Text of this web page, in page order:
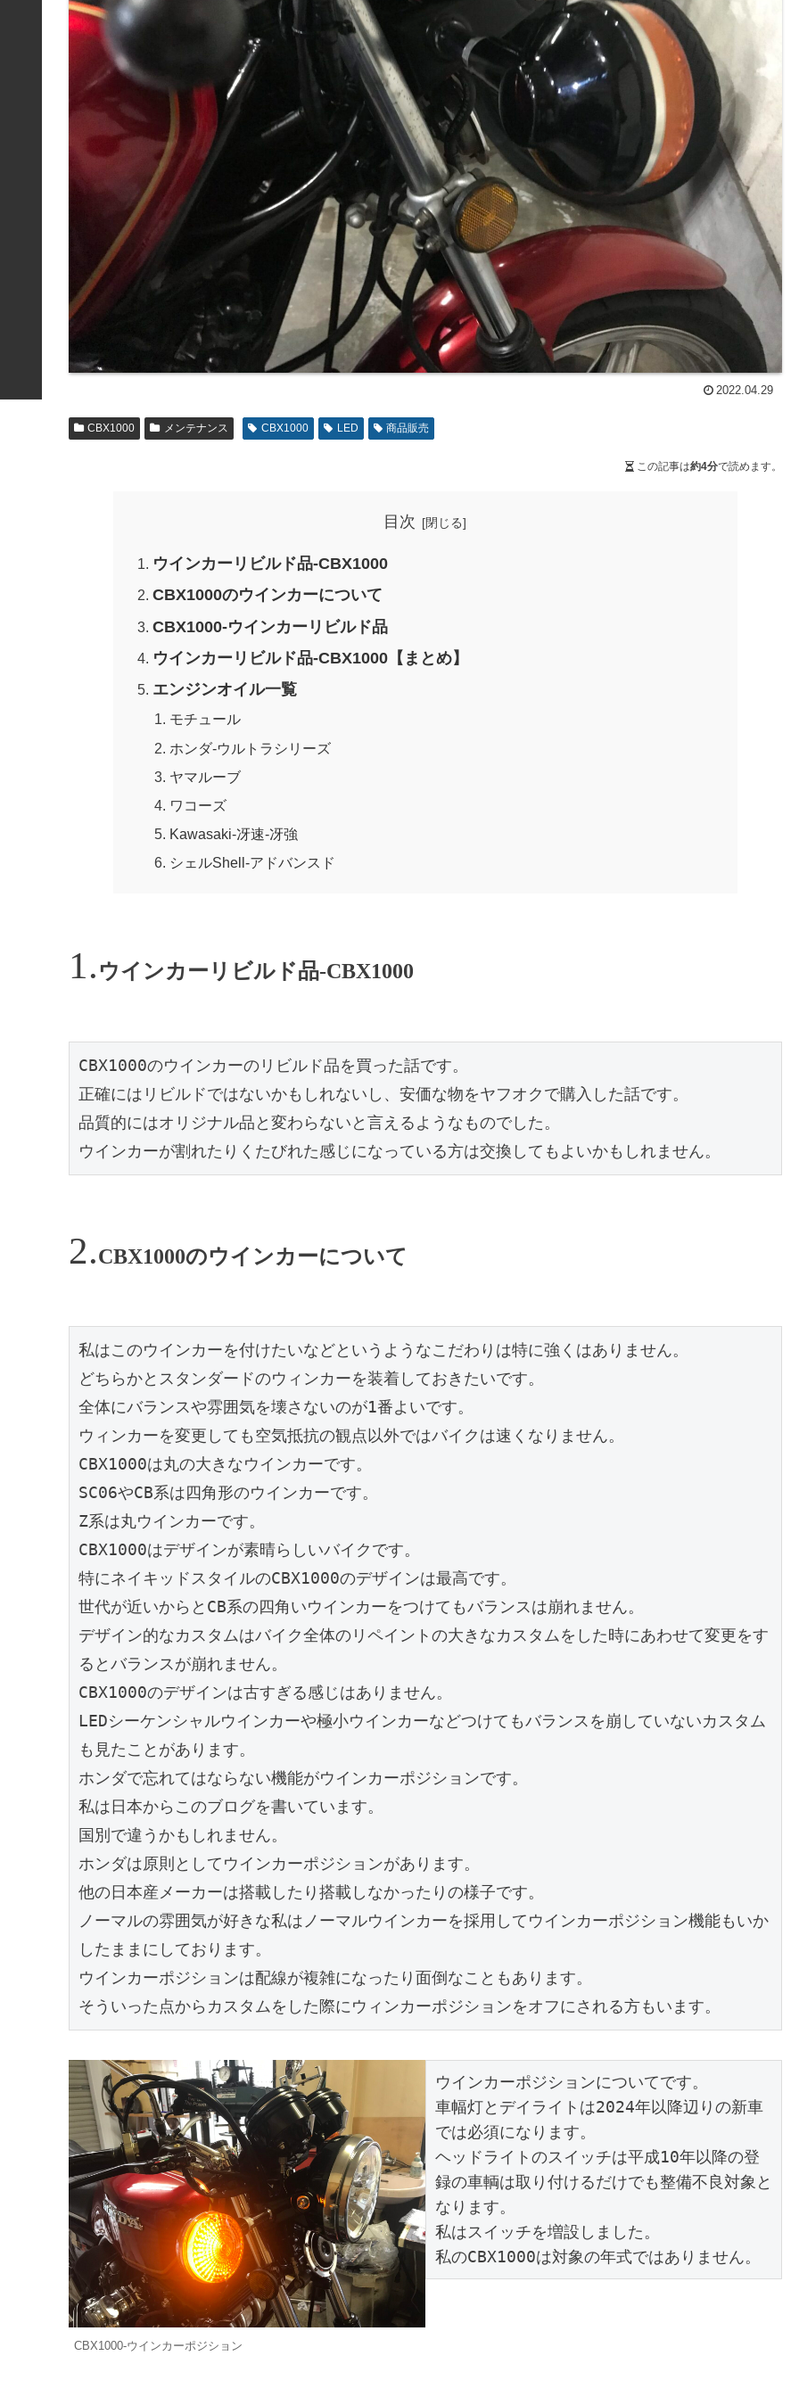
2022.04.29
CBX1000 メンテナンス CBX1000 LED 商品販売
この記事は約4分で読めます。
目次
ウインカーリビルド品-CBX1000
CBX1000のウインカーについて
CBX1000-ウインカーリビルド品
ウインカーリビルド品-CBX1000【まとめ】
エンジンオイル一覧
モチュール
ホンダ-ウルトラシリーズ
ヤマルーブ
ワコーズ
Kawasaki-冴速-冴強
シェルShell-アドバンスド
ウインカーリビルド品-CBX1000
CBX1000のウインカーのリビルド品を買った話です。
正確にはリビルドではないかもしれないし、安価な物をヤフオクで購入した話です。
品質的にはオリジナル品と変わらないと言えるようなものでした。
ウインカーが割れたりくたびれた感じになっている方は交換してもよいかもしれません。
CBX1000のウインカーについて
私はこのウインカーを付けたいなどというようなこだわりは特に強くはありません。
どちらかとスタンダードのウィンカーを装着しておきたいです。
全体にバランスや雰囲気を壊さないのが1番よいです。
ウィンカーを変更しても空気抵抗の観点以外ではバイクは速くなりません。
CBX1000は丸の大きなウインカーです。
SC06やCB系は四角形のウインカーです。
Z系は丸ウインカーです。
CBX1000はデザインが素晴らしいバイクです。
特にネイキッドスタイルのCBX1000のデザインは最高です。
世代が近いからとCB系の四角いウインカーをつけてもバランスは崩れません。
デザイン的なカスタムはバイク全体のリペイントの大きなカスタムをした時にあわせて変更をす
るとバランスが崩れません。
CBX1000のデザインは古すぎる感じはありません。
LEDシーケンシャルウインカーや極小ウインカーなどつけてもバランスを崩していないカスタム
も見たことがあります。
ホンダで忘れてはならない機能がウインカーポジションです。
私は日本からこのブログを書いています。
国別で違うかもしれません。
ホンダは原則としてウインカーポジションがあります。
他の日本産メーカーは搭載したり搭載しなかったりの様子です。
ノーマルの雰囲気が好きな私はノーマルウインカーを採用してウインカーポジション機能もいか
したままにしております。
ウインカーポジションは配線が複雑になったり面倒なこともあります。
そういった点からカスタムをした際にウィンカーポジションをオフにされる方もいます。
CBX1000-ウインカーポジション
ウインカーポジションについてです。
車幅灯とデイライトは2024年以降辺りの新車
では必須になります。
ヘッドライトのスイッチは平成10年以降の登
録の車輌は取り付けるだけでも整備不良対象と
なります。
私はスイッチを増設しました。
私のCBX1000は対象の年式ではありません。